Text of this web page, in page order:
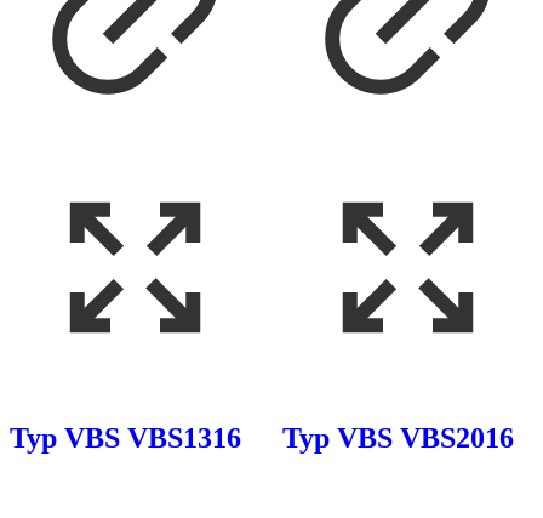
Typ VBS VBS1316 Typ VBS VBS2016